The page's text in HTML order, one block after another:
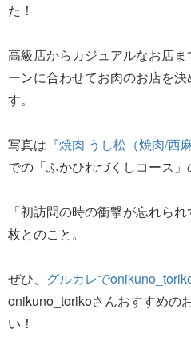
た！
高級店からカジュアルなお店
ーンに合わせてお肉のお店を
す。
写真は 『焼肉 うし松（焼肉/西
での「ふかひれづくしコース」
「初訪問の時の衝撃が忘れら
枚とのこと。
ぜひ、 グルカレで
onikuno_torikoさんおすすめの
い！